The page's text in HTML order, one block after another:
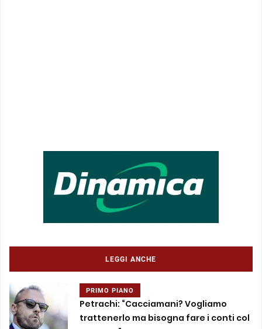
LEGGI ANCHE
PRIMO PIANO
Petrachi: “Cacciamani? Vogliamo
trattenerlo ma bisogna fare i conti col